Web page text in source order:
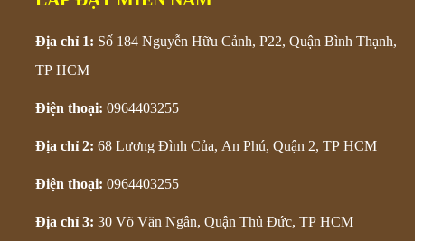
Địa chỉ 1: Số 184 Nguyễn Hữu Cảnh, P22, Quận Bình Thạnh,
TP HCM
Điện thoại: 0964403255
Địa chỉ 2: 68 Lương Đình Của, An Phú, Quận 2, TP HCM
Điện thoại: 0964403255
Địa chỉ 3: 30 Võ Văn Ngân, Quận Thủ Đức, TP HCM